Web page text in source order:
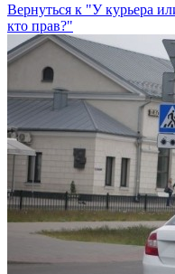
Вернуться к "У курьера
кто прав?"